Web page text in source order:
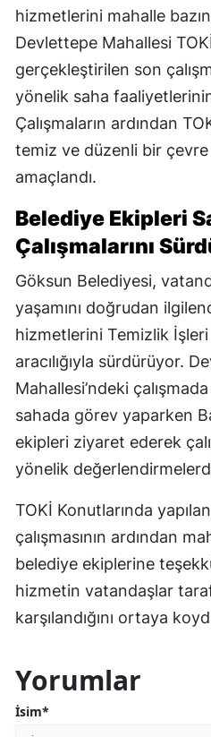
hizmetlerini mahalle
Devlettepe Mahallesi
gerçekleştirilen son
yönelik saha
Çalışmaların ardından
temiz ve düzenli bir çevre
amaçlandı.
Belediye Ekipleri
Çalışmalarını
Göksun Belediyesi,
yaşamını doğrudan
hizmetlerini Temizlik
aracılığıyla sürdürüyor.
Mahallesi’ndeki
sahada görev yaparken
ekipleri ziyaret ederek
yönelik
TOKİ Konutlarında
çalışmasının ardından
belediye ekiplerine
hizmetin vatandaşlar
karşılandığını ortaya
Yorumlar
İsim*